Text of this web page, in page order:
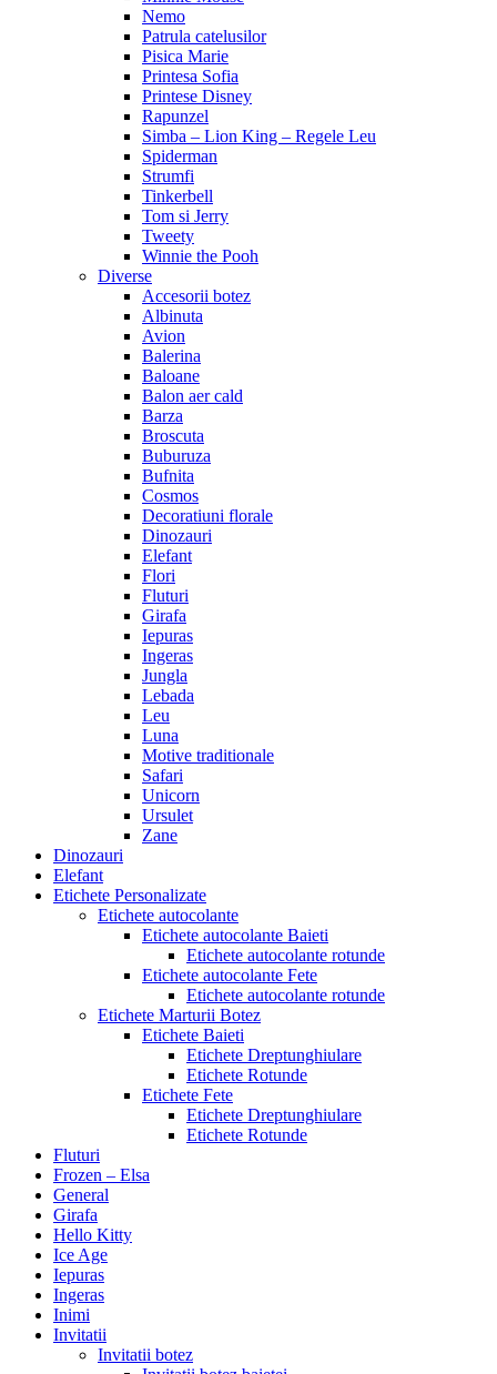
Nemo
Patrula catelusilor
Pisica Marie
Printesa Sofia
Printese Disney
Rapunzel
Simba – Lion King – Regele Leu
Spiderman
Strumfi
Tinkerbell
Tom si Jerry
Tweety
Winnie the Pooh
Diverse
Accesorii botez
Albinuta
Avion
Balerina
Baloane
Balon aer cald
Barza
Broscuta
Buburuza
Bufnita
Cosmos
Decoratiuni florale
Dinozauri
Elefant
Flori
Fluturi
Girafa
Iepuras
Ingeras
Jungla
Lebada
Leu
Luna
Motive traditionale
Safari
Unicorn
Ursulet
Zane
Dinozauri
Elefant
Etichete Personalizate
Etichete autocolante
Etichete autocolante Baieti
Etichete autocolante rotunde
Etichete autocolante Fete
Etichete autocolante rotunde
Etichete Marturii Botez
Etichete Baieti
Etichete Dreptunghiulare
Etichete Rotunde
Etichete Fete
Etichete Dreptunghiulare
Etichete Rotunde
Fluturi
Frozen – Elsa
General
Girafa
Hello Kitty
Ice Age
Iepuras
Ingeras
Inimi
Invitatii
Invitatii botez